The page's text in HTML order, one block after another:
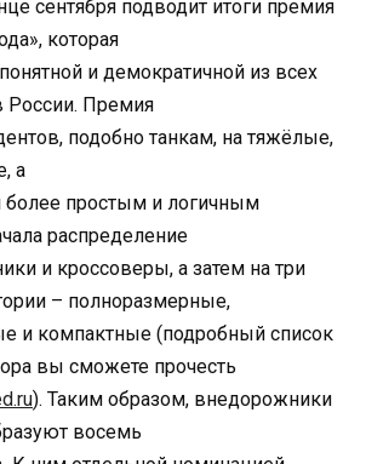
сентября подводит итоги премия
которая
и демократичной из всех
Премия
подобно танкам, на тяжёлые,
а
более простым и логичным
распределение
и кроссоверы, а затем на три
– полноразмерные,
и компактные (подробный список
вы сможете прочесть
). Таким образом, внедорожники
восемь